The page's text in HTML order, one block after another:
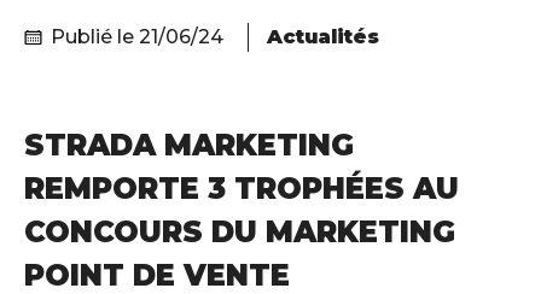
Salariés
Publié le 21/06/24 Actualités
STRADA MARKETING
REMPORTE 3 TROPHÉES AU
CONCOURS DU MARKETING
POINT DE VENTE